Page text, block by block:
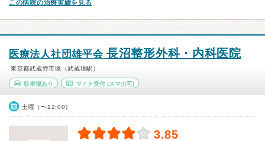
この病院の治療実績を見る
医療法人社団雄平会 長沼整形外科・内科医院
東京都武蔵野市境（武蔵境駅）
駐車場あり マイナ受付(スマホ可)
土曜（〜12:00）
3.85